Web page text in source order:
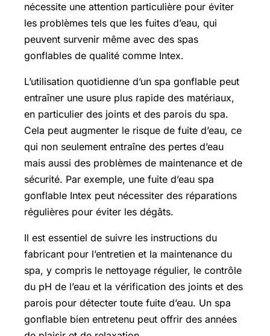
nécessite une attention particulière pour éviter
les problèmes tels que les fuites d’eau, qui
peuvent survenir même avec des spas
gonflables de qualité comme Intex.
L’utilisation quotidienne d’un spa gonflable peut
entraîner une usure plus rapide des matériaux,
en particulier des joints et des parois du spa.
Cela peut augmenter le risque de fuite d’eau, ce
qui non seulement entraîne des pertes d’eau
mais aussi des problèmes de maintenance et de
sécurité. Par exemple, une fuite d’eau spa
gonflable Intex peut nécessiter des réparations
régulières pour éviter les dégâts.
Il est essentiel de suivre les instructions du
fabricant pour l’entretien et la maintenance du
spa, y compris le nettoyage régulier, le contrôle
du pH de l’eau et la vérification des joints et des
parois pour détecter toute fuite d’eau. Un spa
gonflable bien entretenu peut offrir des années